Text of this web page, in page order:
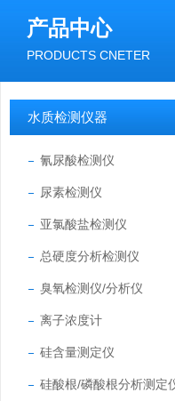
产品中心
PRODUCTS CNETER
水质检测仪器
氰尿酸检测仪
尿素检测仪
亚氯酸盐检测仪
总硬度分析检测仪
臭氧检测仪/分析仪
离子浓度计
硅含量测定仪
硅酸根/磷酸根分析测定